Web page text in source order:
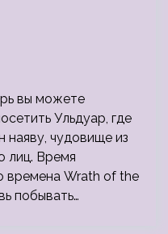
вы можете
Ульдуар, где
чудовище из
лиц. Время
времена Wrath of the
побывать…